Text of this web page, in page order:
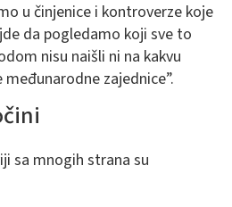
u činjenice i kontroverze koje
da pogledamo koji sve to
nisu naišli ni na kakvu
zajednice”.
sa mnogih strana su